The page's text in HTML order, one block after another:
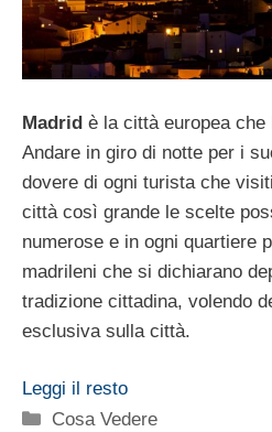
Madrid è la città europea
Andare in giro di notte per i
dovere di ogni turista che
città così grande le scelte
numerose e in ogni quartiere
madrileni che si dichiarano
tradizione cittadina, volendo
esclusiva sulla città.
Leggi il resto
Categorie
Cosa Vedere